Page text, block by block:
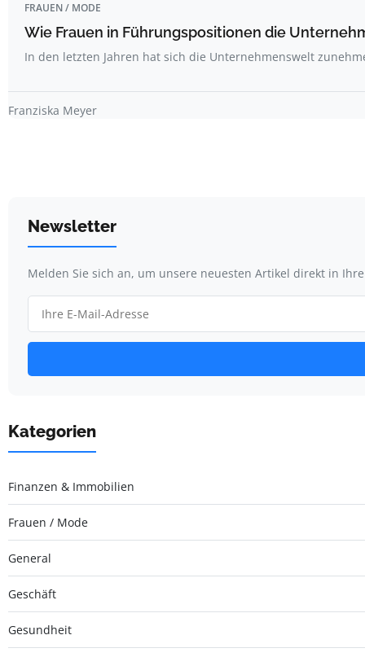
FRAUEN / MODE
Wie Frauen in Führungspositionen die
In den letzten Jahren hat sich die Unternehmenswelt
Franziska Meyer
Newsletter
Melden Sie sich an, um unsere neuesten Artikel direkt in
Kategorien
Finanzen & Immobilien
Frauen / Mode
General
Geschäft
Gesundheit